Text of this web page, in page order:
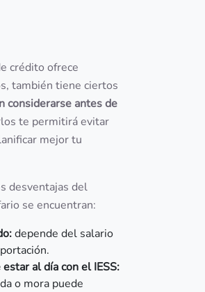
crédito ofrece
también tiene ciertos
considerarse antes de
te permitirá evitar
mejor tu
desventajas del
se encuentran:
depende del salario
al día con el IESS:
o mora puede